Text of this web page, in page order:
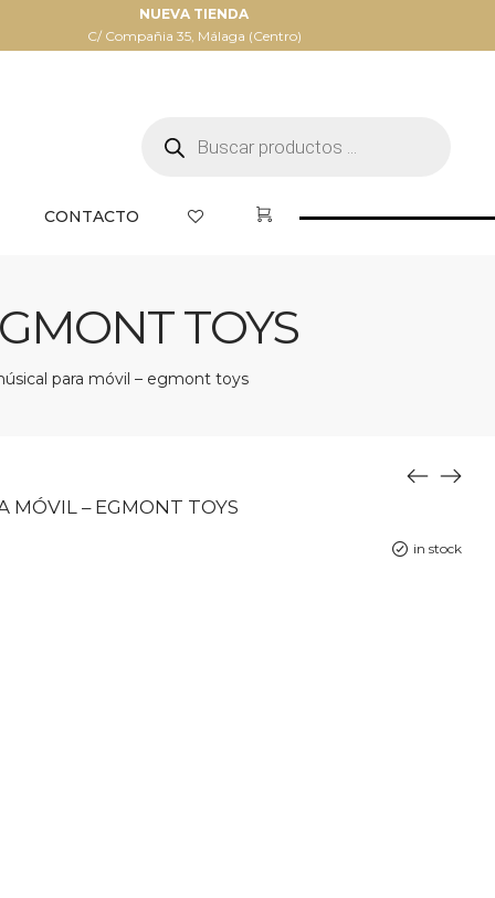
NUEVA TIENDA
C/ Compañia 35, Málaga (Centro)
productos
CONTACTO
TOYS
para móvil – egmont toys
MÓVIL – EGMONT TOYS
in stock